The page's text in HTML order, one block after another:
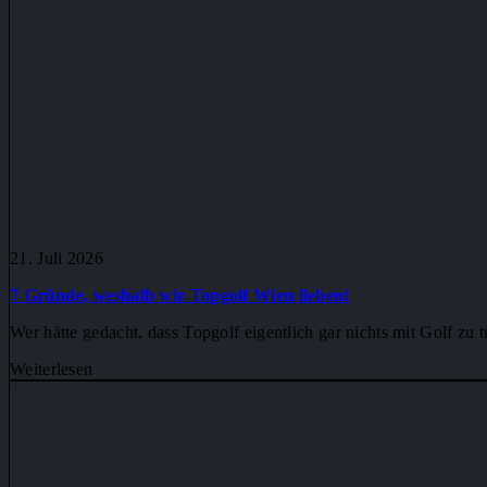
21. Juli 2026
7 Gründe, weshalb wir Topgolf Wien lieben!
Wer hätte gedacht, dass Topgolf eigentlich gar nichts mit Golf
Weiterlesen